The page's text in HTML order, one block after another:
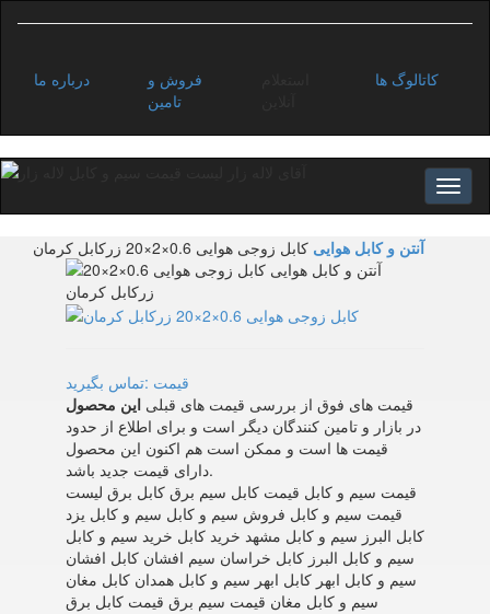
درباره ما
فروش و
تامین
کاتالوگ ها
آنتن و کابل هوایی کابل زوجی هوایی 0.6×2×20 زرکابل کرمان
قیمت :تماس بگیرید
قیمت های فوق از بررسی قیمت های قبلی این محصول
در بازار و تامین کنندگان دیگر است و برای اطلاع از حدود
قیمت ها است و ممکن است هم اکنون این محصول
دارای قیمت جدید باشد.
قیمت سیم و کابل قیمت کابل سیم برق کابل برق لیست
قیمت سیم و کابل فروش سیم و کابل سیم و کابل یزد
کابل البرز سیم و کابل مشهد خرید کابل خرید سیم و کابل
سیم و کابل البرز کابل خراسان سیم افشان کابل افشان
سیم و کابل ابهر کابل ابهر سیم و کابل همدان کابل مغان
سیم و کابل مغان قیمت سیم برق قیمت کابل برق